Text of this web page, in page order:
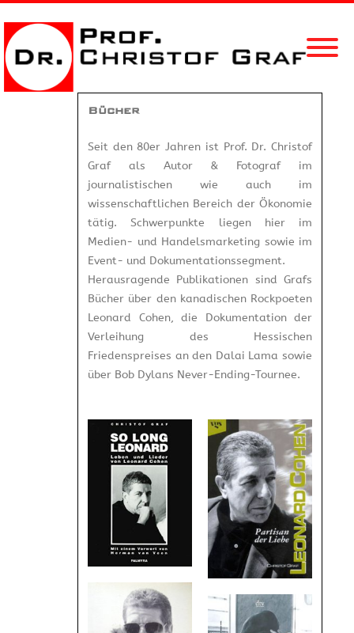
Bücher
Seit den 80er Jahren ist Prof. Dr. Christof
Graf als Autor & Fotograf im
journalistischen wie auch im
wissenschaftlichen Bereich der Ökonomie
tätig. Schwerpunkte liegen hier im
Medien- und Handelsmarketing sowie im
Event- und Dokumentationssegment.
Herausragende Publikationen sind Grafs
Bücher über den kanadischen Rockpoeten
Leonard Cohen, die Dokumentation der
Verleihung des Hessischen
Friedenspreises an den Dalai Lama sowie
über Bob Dylans Never-Ending-Tournee.